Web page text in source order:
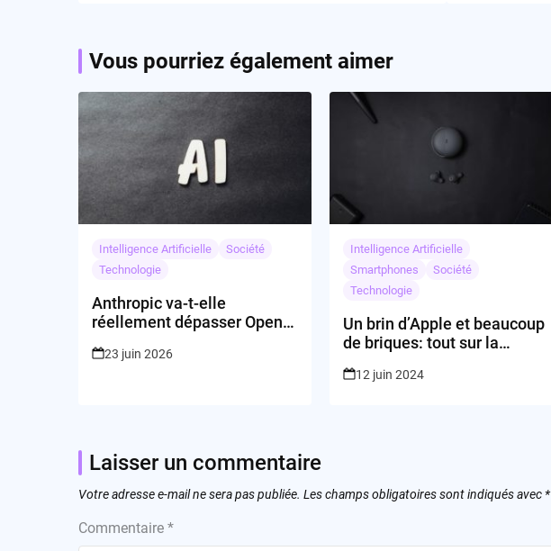
Vous pourriez également aimer
Intelligence Artificielle
Société
Technologie
Anthropic va-t-elle
réellement dépasser OpenAI
23 juin 2026
Intelligence Artificielle
Smartphones
Société
Technologie
Un brin d’Apple et beaucoup
de briques: tout sur la
12 juin 2024
Laisser un commentaire
Votre adresse e-mail ne sera pas publiée. Les champs obligatoires sont indiqués avec *
Commentaire *